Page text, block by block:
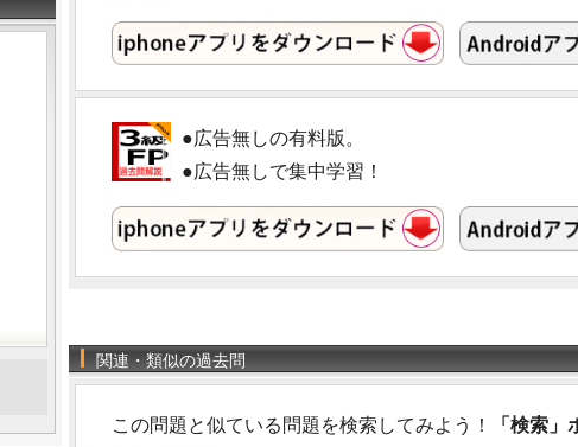
●広告無しの有料版。
●広告無しで集中学習！
関連・類似の過去問
この問題と似ている問題を検索してみよう！ 「検索